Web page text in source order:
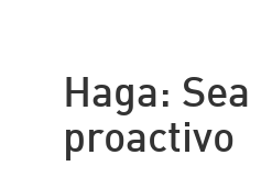
Haga: Sea
proactivo